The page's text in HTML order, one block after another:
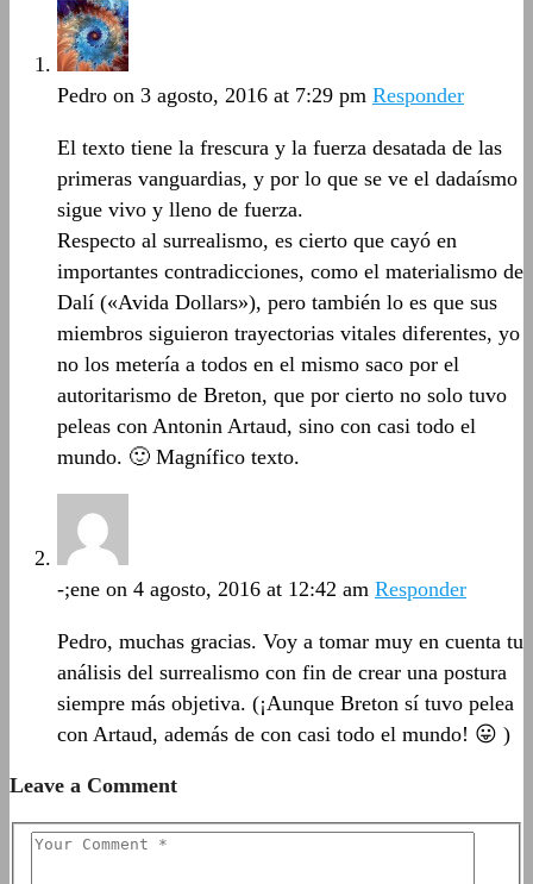
Pedro on 3 agosto, 2016 at 7:29 pm Responder
El texto tiene la frescura y la fuerza desatada de las
primeras vanguardias, y por lo que se ve el dadaísmo
sigue vivo y lleno de fuerza.
Respecto al surrealismo, es cierto que cayó en
importantes contradicciones, como el materialismo de
Dalí («Avida Dollars»), pero también lo es que sus
miembros siguieron trayectorias vitales diferentes, yo
no los metería a todos en el mismo saco por el
autoritarismo de Breton, que por cierto no solo tuvo
peleas con Antonin Artaud, sino con casi todo el
mundo. 🙂 Magnífico texto.
-;ene on 4 agosto, 2016 at 12:42 am Responder
Pedro, muchas gracias. Voy a tomar muy en cuenta tu
análisis del surrealismo con fin de crear una postura
siempre más objetiva. (¡Aunque Breton sí tuvo pelea
con Artaud, además de con casi todo el mundo! 😛 )
Leave a Comment